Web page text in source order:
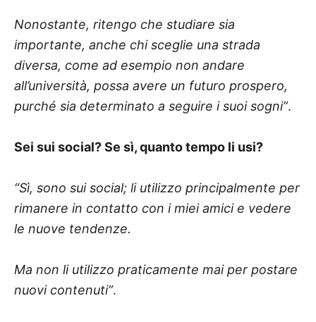
Nonostante, ritengo che studiare sia
importante, anche chi sceglie una strada
diversa, come ad esempio non andare
all’università, possa avere un futuro prospero,
purché sia determinato a seguire i suoi sogni”.
Sei sui social? Se sì, quanto tempo li usi?
“Sì, sono sui social; li utilizzo principalmente per
rimanere in contatto con i miei amici e vedere
le nuove tendenze.
Ma non li utilizzo praticamente mai per postare
nuovi contenuti”.